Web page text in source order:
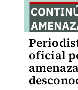
oficial